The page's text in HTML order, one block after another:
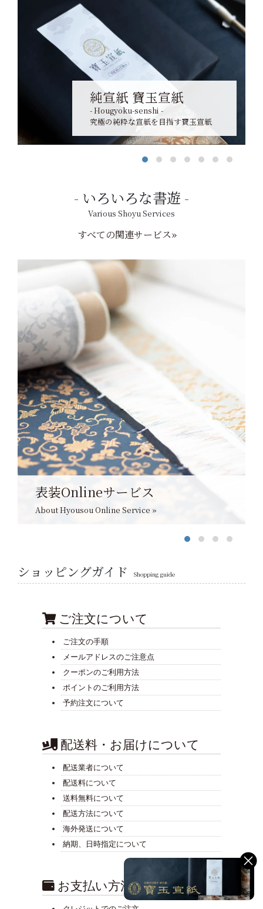
純宣紙 寶玉宣紙
- Hougyoku-senshi -
究極の純粋な宣紙を目指す寶玉宣紙
いろいろな書遊
Various Shoyu Services
すべての関連サービス»
表装Onlineサービス
About Hyousou Online Service »
ショッピングガイド Shopping guide
ご注文について
ご注文の手順
メールアドレスのご注意点
クーポンのご利用方法
ポイントのご利用方法
予約注文について
配送料・お届けについて
配送業者について
配送料について
送料無料について
配送方法について
海外発送について
納期、日時指定について
お支払い方法について